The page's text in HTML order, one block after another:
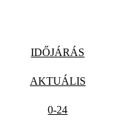
IDŐJÁRÁS
AKTUÁLIS
0-24